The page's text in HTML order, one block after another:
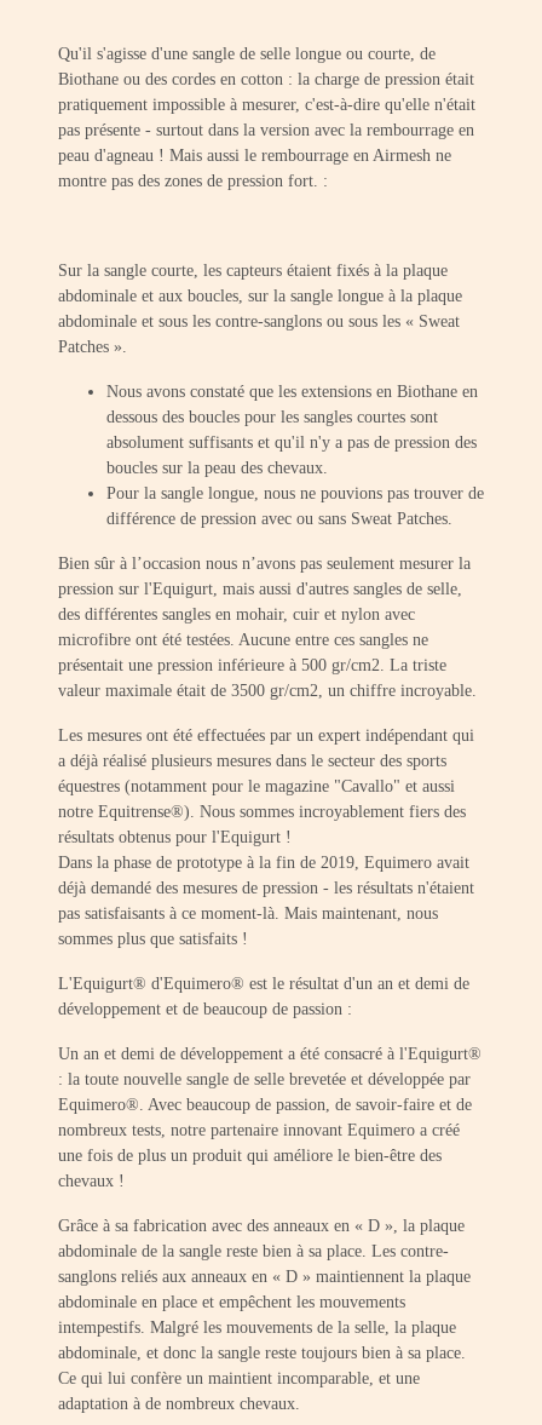
Qu'il s'agisse d'une sangle de selle longue ou courte, de
Biothane ou des cordes en cotton : la charge de pression était
pratiquement impossible à mesurer, c'est-à-dire qu'elle n'était
pas présente - surtout dans la version avec la rembourrage en
peau d'agneau ! Mais aussi le rembourrage en Airmesh ne
montre pas des zones de pression fort. :
Sur la sangle courte, les capteurs étaient fixés à la plaque
abdominale et aux boucles, sur la sangle longue à la plaque
abdominale et sous les contre-sanglons ou sous les « Sweat
Patches ».
Nous avons constaté que les extensions en Biothane en
dessous des boucles pour les sangles courtes sont
absolument suffisants et qu'il n'y a pas de pression des
boucles sur la peau des chevaux.
Pour la sangle longue, nous ne pouvions pas trouver de
différence de pression avec ou sans Sweat Patches.
Bien sûr à l’occasion nous n’avons pas seulement mesurer la
pression sur l'Equigurt, mais aussi d'autres sangles de selle,
des différentes sangles en mohair, cuir et nylon avec
microfibre ont été testées. Aucune entre ces sangles ne
présentait une pression inférieure à 500 gr/cm2. La triste
valeur maximale était de 3500 gr/cm2, un chiffre incroyable.
Les mesures ont été effectuées par un expert indépendant qui
a déjà réalisé plusieurs mesures dans le secteur des sports
équestres (notamment pour le magazine "Cavallo" et aussi
notre Equitrense®). Nous sommes incroyablement fiers des
résultats obtenus pour l'Equigurt !
Dans la phase de prototype à la fin de 2019, Equimero avait
déjà demandé des mesures de pression - les résultats n'étaient
pas satisfaisants à ce moment-là. Mais maintenant, nous
sommes plus que satisfaits !
L'Equigurt® d'Equimero® est le résultat d'un an et demi de
développement et de beaucoup de passion :
Un an et demi de développement a été consacré à l'Equigurt®
: la toute nouvelle sangle de selle brevetée et développée par
Equimero®. Avec beaucoup de passion, de savoir-faire et de
nombreux tests, notre partenaire innovant Equimero a créé
une fois de plus un produit qui améliore le bien-être des
chevaux !
Grâce à sa fabrication avec des anneaux en « D », la plaque
abdominale de la sangle reste bien à sa place. Les contre-
sanglons reliés aux anneaux en « D » maintiennent la plaque
abdominale en place et empêchent les mouvements
intempestifs. Malgré les mouvements de la selle, la plaque
abdominale, et donc la sangle reste toujours bien à sa place.
Ce qui lui confère un maintient incomparable, et une
adaptation à de nombreux chevaux.